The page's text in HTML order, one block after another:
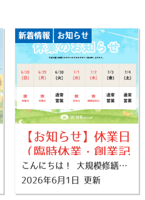
【お知らせ】休業日
（臨時休業・創業記
念日）のご案内
こんにちは！ 大規模修繕専門店 修繕ひらまつ です！ いつも当店をご愛顧いただき、誠にありがとうございます。 誠に勝手ながら、下記の日程で臨時休業および創業記念日による休業をいただきます。 期間中はご不便をおかけいたしますが、何卒ご理解のほどよろしくお願い申し上げます。
2026年6月1日 更新
新着情報 お知らせ